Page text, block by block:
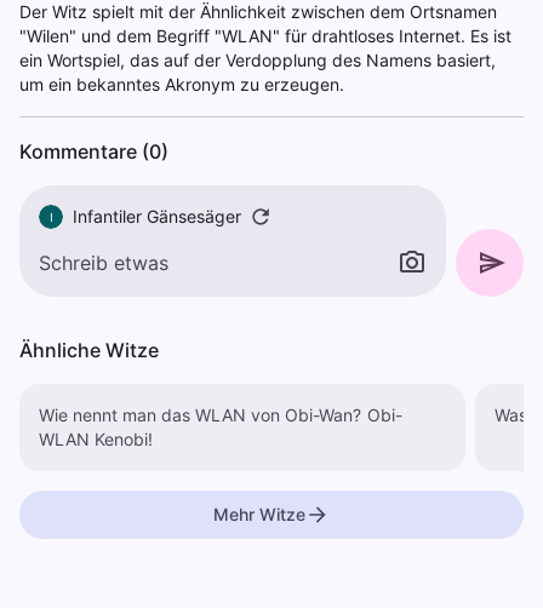
Der Witz spielt mit der Ähnlichkeit zwischen dem Ortsnamen
"Wilen" und dem Begriff "WLAN" für drahtloses Internet. Es ist
ein Wortspiel, das auf der Verdopplung des Namens basiert,
um ein bekanntes Akronym zu erzeugen.
Kommentare (0)
I Infantiler Gänsesäger
Ähnliche Witze
Wie nennt man das WLAN von Obi-Wan? Obi-
WLAN Kenobi!
Mehr Witze